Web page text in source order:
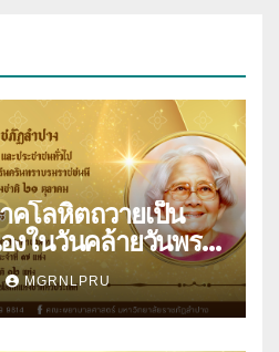
คโลหิตถวายเป็น
งในวันคล้ายวันพระ
พระศรีนครินทราบ
นพยาบาลแห่งชาติ
MGRNLPRU